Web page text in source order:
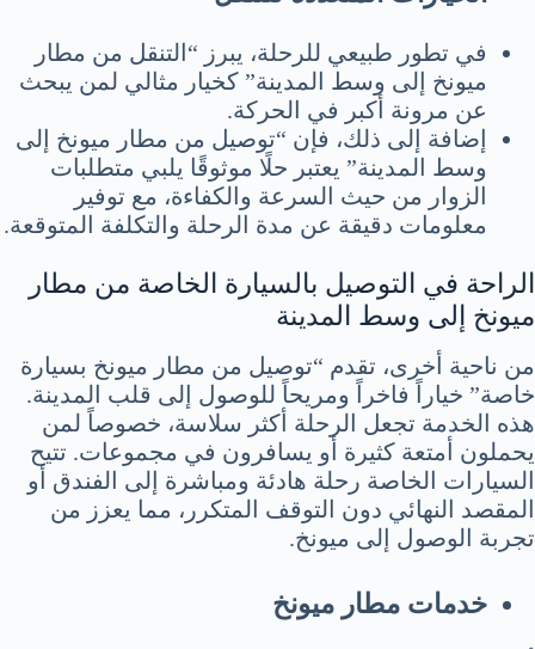
في تطور طبيعي للرحلة، يبرز “التنقل من مطار
ميونخ إلى وسط المدينة” كخيار مثالي لمن يبحث
عن مرونة أكبر في الحركة.
إضافة إلى ذلك، فإن “توصيل من مطار ميونخ إلى
وسط المدينة” يعتبر حلًا موثوقًا يلبي متطلبات
الزوار من حيث السرعة والكفاءة، مع توفير
معلومات دقيقة عن مدة الرحلة والتكلفة المتوقعة.
الراحة في التوصيل بالسيارة الخاصة من مطار
ميونخ إلى وسط المدينة
من ناحية أخرى، تقدم “توصيل من مطار ميونخ بسيارة
خاصة” خياراً فاخراً ومريحاً للوصول إلى قلب المدينة.
هذه الخدمة تجعل الرحلة أكثر سلاسة، خصوصاً لمن
يحملون أمتعة كثيرة أو يسافرون في مجموعات. تتيح
السيارات الخاصة رحلة هادئة ومباشرة إلى الفندق أو
المقصد النهائي دون التوقف المتكرر، مما يعزز من
تجربة الوصول إلى ميونخ.
خدمات مطار ميونخ